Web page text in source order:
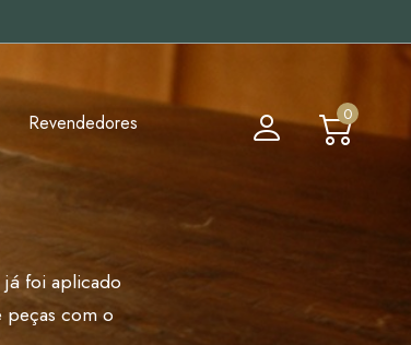
Revendedores 0
já foi aplicado
peças com o